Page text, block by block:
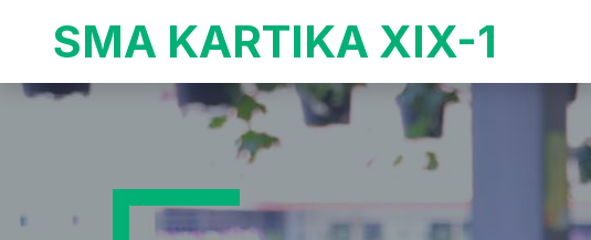
SMA KARTIKA XIX-1